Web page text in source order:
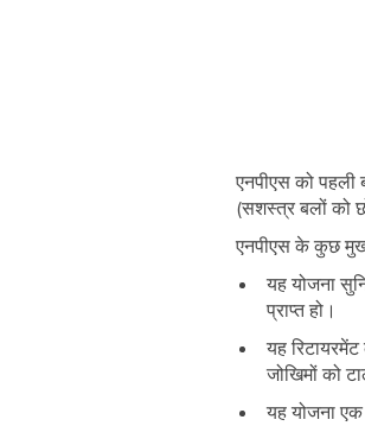
एनपीएस को पहली
(सशस्त्र बलों को
एनपीएस के कुछ
यह योजना
प्राप्त हो।
यह
जोखिमों को
यह योजना